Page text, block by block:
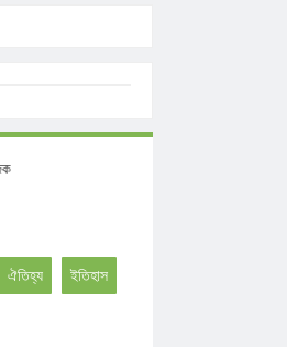
ঐতিহ্য ইতিহাস